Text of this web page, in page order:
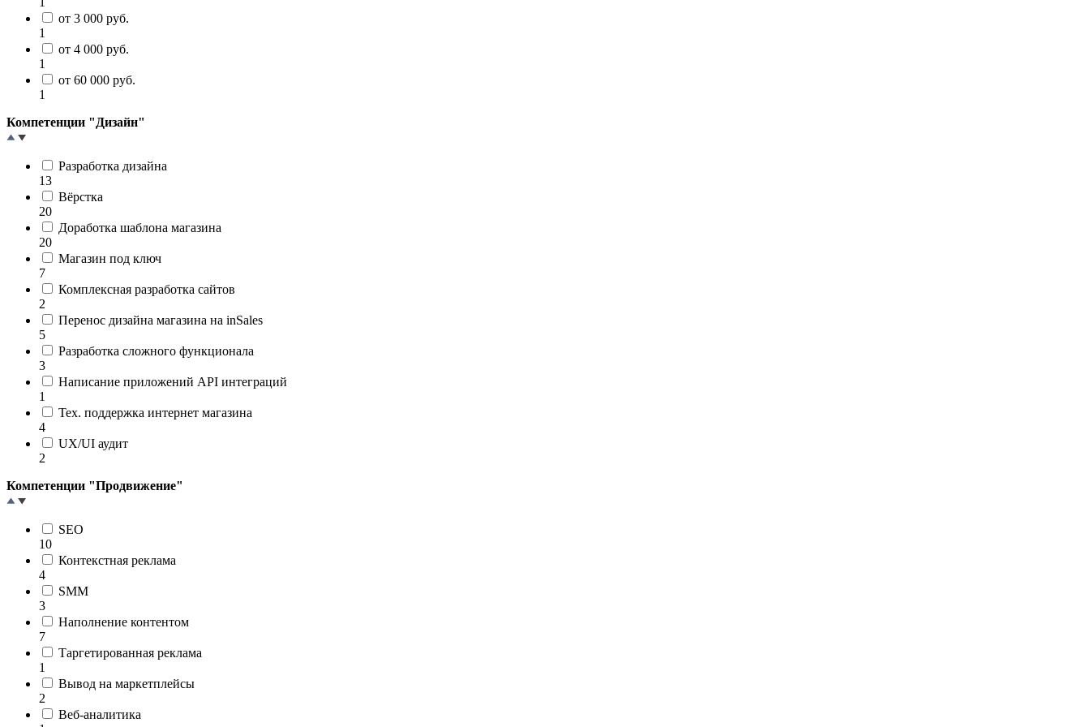
от 3 000 руб.
1
от 4 000 руб.
1
от 60 000 руб.
1
Компетенции "Дизайн"
Разработка дизайна
13
Вёрстка
20
Доработка шаблона магазина
20
Магазин под ключ
7
Комплексная разработка сайтов
2
Перенос дизайна магазина на inSales
5
Разработка сложного функционала
3
Написание приложений API интеграций
1
Тех. поддержка интернет магазина
4
UX/UI аудит
2
Компетенции "Продвижение"
SEO
10
Контекстная реклама
4
SMM
3
Наполнение контентом
7
Таргетированная реклама
1
Вывод на маркетплейсы
2
Веб-аналитика